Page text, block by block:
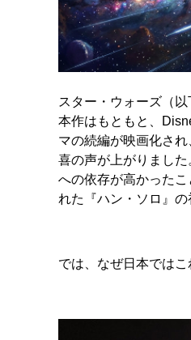
スター・ウォーズ（
本作はもともと、
マの続編が映画化さ
喜の声が上がりまし
への依存が高かった
れた『ハン・ソロ』
では、なぜ日本では